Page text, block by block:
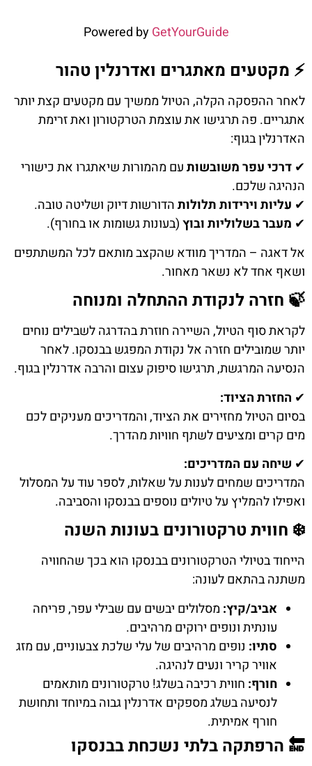
Powered byGetYourGuide
⚡ מקטעים מאתגרים ואדרנלין טהור
לאחר ההפסקה הקלה, הטיול ממשיך עם מקטעים קצת יותר
אתגריים. פה תרגישו את עוצמת הטרקטורון ואת זרימת
האדרנלין בגוף:
✔ דרכי עפר משובשותעם מהמורות שיאתגרו את כישורי
הנהיגה שלכם.
✔ עליות וירידות תלולותהדורשות דיוק ושליטה טובה.
✔ מעבר בשלוליות ובוץ(בעונות גשומות או בחורף).
אל דאגה – המדריך מוודא שהקצב מותאם לכל המשתתפים
ושאף אחד לא נשאר מאחור.
🍃 חזרה לנקודת ההתחלה ומנוחה
לקראת סוף הטיול, השיירה חוזרת בהדרגה לשבילים נוחים
יותר שמובילים חזרה אל נקודת המפגש בבנסקו. לאחר
הנסיעה המרגשת, תרגישו סיפוק עצום והרבה אדרנלין בגוף.
✔ החזרת הציוד:
בסיום הטיול מחזירים את הציוד, והמדריכים מעניקים לכם
מים קרים ומציעים לשתף חוויות מהדרך.
✔ שיחה עם המדריכים:
המדריכים שמחים לענות על שאלות, לספר עוד על המסלול
ואפילו להמליץ על טיולים נוספים בבנסקו והסביבה.
❄️ חווית טרקטורונים בעונות השנה
הייחוד בטיולי הטרקטורונים בבנסקו הוא בכך שהחוויה
משתנה בהתאם לעונה:
אביב/קיץ: מסלולים יבשים עם שבילי עפר, פריחה
עונתית ונופים ירוקים מרהיבים.
סתיו: נופים מרהיבים של עלי שלכת צבעוניים, עם מזג
אוויר קריר ונעים לנהיגה.
חורף: חווית רכיבה בשלג! טרקטורונים מותאמים
לנסיעה בשלג מספקים אדרנלין גבוה במיוחד ותחושת
חורף אמיתית.
🔚 הרפתקה בלתי נשכחת בבנסקו